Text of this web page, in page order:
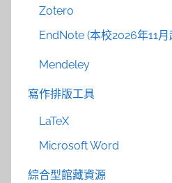
Zotero
EndNote (本校2026年11月
Mendeley
寫作排版工具
LaTeX
Microsoft Word
綜合型館藏資源